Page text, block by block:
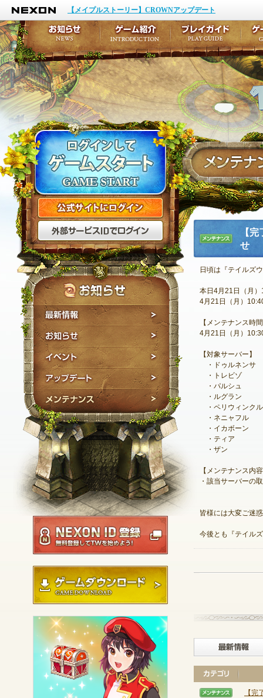
NEXON
【メイプルストーリー】CROWNアップデート
公式サイトにログイン
外部サービスIDでログ
お知らせ
イベント
アップデート
メンテナンス
ゲームダウンロード
ンス
【
せ
日頃は『テイルズ
本日4月21日（月
4月21日（月）
【メンテナンス時
4月21日（月）
【対象サーバー】
・ドゥルネンサ
・トレビゾ
・パルシュ
・ルグラン
・ペリウィンクル
・ネニャフル
・イカボーン
・ティア
・ザン
【メンテナンス内
・該当サーバーの
皆様には大変ご迷
今後とも『テイル
【メ
【
お知らせ
イベント
アップデート
メンテナンス
ゲーム紹介
キャラクター作成
テイルズ初級者講座
ここだけは知ってお